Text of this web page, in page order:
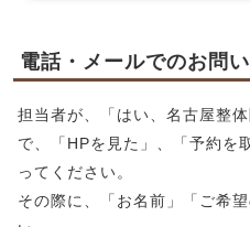
電話・メールでのお問
担当者が、「はい、名古屋整
で、「HPを見た」、「予約を
ってください。
その際に、「お名前」「ご希